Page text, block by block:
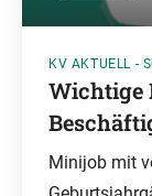
KV AKTUELL -
Wichtige
Minijob mit